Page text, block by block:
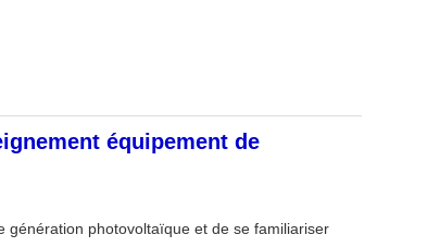
équipement de
génération photovoltaïque et de se familiariser